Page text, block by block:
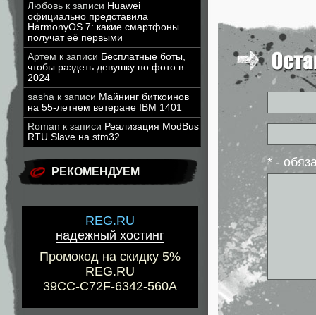
Любовь к записи Huawei
официально представила
HarmonyOS 7: какие смартфоны
получат её первыми
Артем к записи Бесплатные боты,
чтобы раздеть девушку по фото в
2024
sasha к записи Майнинг биткоинов
на 55-летнем ветеране IBM 1401
Roman к записи Реализация ModBus
RTU Slave на stm32
РЕКОМЕНДУЕМ
REG.RU
надежный хостинг
Промокод на скидку 5%
REG.RU
39CC-C72F-6342-560A
* -